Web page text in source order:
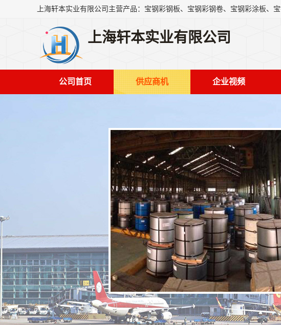
上海轩本实业有限公司
公司首页 供应商机 企业视频